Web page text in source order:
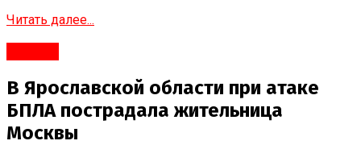
Читать далее...
В Ярославской области при атаке
БПЛА пострадала жительница
Москвы